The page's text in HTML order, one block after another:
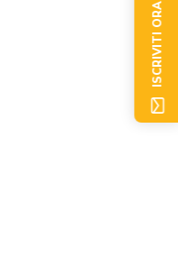
ISCRIVITI ORA